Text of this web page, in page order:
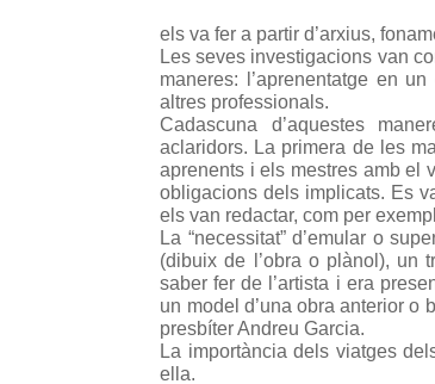
els va fer a partir d’arxius,
Les seves investigacions van
maneres: l’aprenentatge en
altres professionals.
Cadascuna d’aquestes
aclaridors. La primera de les
aprenents i els mestres amb el
obligacions dels implicats. Es
els van redactar, com per
La “necessitat” d’emular o
(dibuix de l’obra o plànol), un
saber fer de l’artista i era
un model d’una obra anterior o
presbíter Andreu Garcia.
La importància dels viatges
ella.